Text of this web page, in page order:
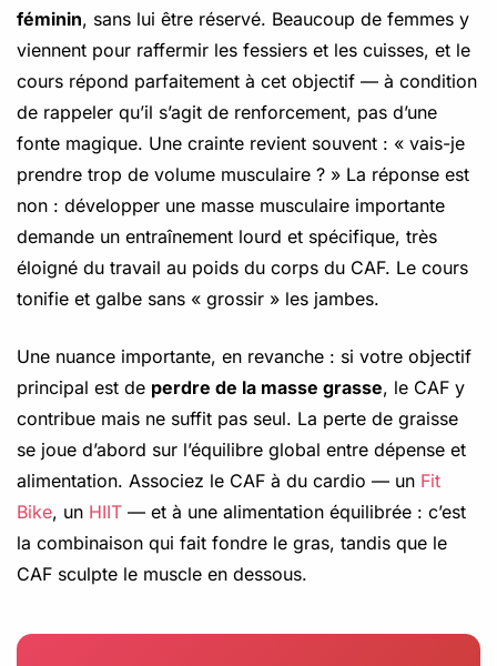
féminin, sans lui être réservé. Beaucoup de femmes y
viennent pour raffermir les fessiers et les cuisses, et le
cours répond parfaitement à cet objectif — à condition
de rappeler qu’il s’agit de renforcement, pas d’une
fonte magique. Une crainte revient souvent : « vais-je
prendre trop de volume musculaire ? » La réponse est
non : développer une masse musculaire importante
demande un entraînement lourd et spécifique, très
éloigné du travail au poids du corps du CAF. Le cours
tonifie et galbe sans « grossir » les jambes.
Une nuance importante, en revanche : si votre objectif
principal est de perdre de la masse grasse, le CAF y
contribue mais ne suffit pas seul. La perte de graisse
se joue d’abord sur l’équilibre global entre dépense et
alimentation. Associez le CAF à du cardio — un Fit
Bike, un HIIT — et à une alimentation équilibrée : c’est
la combinaison qui fait fondre le gras, tandis que le
CAF sculpte le muscle en dessous.